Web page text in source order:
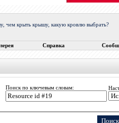
чем крыть крышу, какую кровлю выбрать?
Справка
Поиск по ключевым словам: